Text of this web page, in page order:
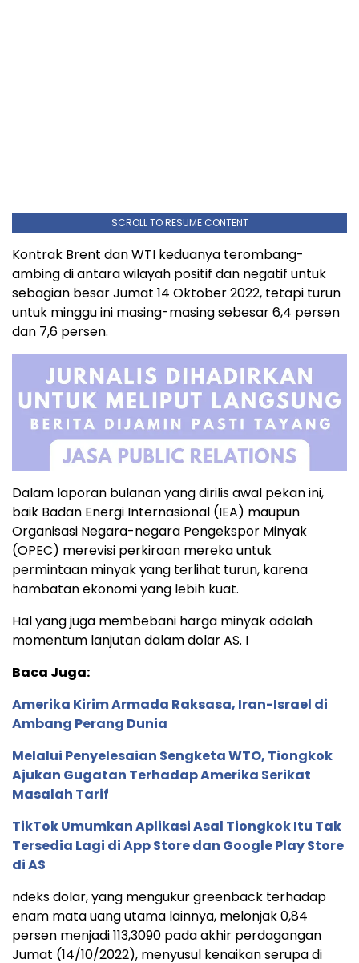
SCROLL TO RESUME CONTENT
Kontrak Brent dan WTI keduanya terombang-
ambing di antara wilayah positif dan negatif untuk
sebagian besar Jumat 14 Oktober 2022, tetapi turun
untuk minggu ini masing-masing sebesar 6,4 persen
dan 7,6 persen.
Dalam laporan bulanan yang dirilis awal pekan ini,
baik Badan Energi Internasional (IEA) maupun
Organisasi Negara-negara Pengekspor Minyak
(OPEC) merevisi perkiraan mereka untuk
permintaan minyak yang terlihat turun, karena
hambatan ekonomi yang lebih kuat.
Hal yang juga membebani harga minyak adalah
momentum lanjutan dalam dolar AS. I
Baca Juga:
Amerika Kirim Armada Raksasa, Iran-Israel di
Ambang Perang Dunia
Melalui Penyelesaian Sengketa WTO, Tiongkok
Ajukan Gugatan Terhadap Amerika Serikat
Masalah Tarif
TikTok Umumkan Aplikasi Asal Tiongkok Itu Tak
Tersedia Lagi di App Store dan Google Play Store
di AS
ndeks dolar, yang mengukur greenback terhadap
enam mata uang utama lainnya, melonjak 0,84
persen menjadi 113,3090 pada akhir perdagangan
Jumat (14/10/2022), menyusul kenaikan serupa di